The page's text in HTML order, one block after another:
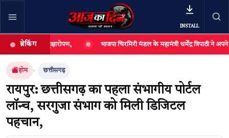
INSTALL
खबर खोजें
खोजें
ब्रेकिंग
वृक्षारोपण, भाजपा चिरमिरी मंडल के महामंत्री धर्मेंद्र त्रिपाठी ने अपने जन्मदिन पर
होम छत्तीसगढ़
रायपुर: छत्तीसगढ़ का पहला संभागीय पोर्टल
लॉन्च, सरगुजा संभाग को मिली डिजिटल
पहचान,